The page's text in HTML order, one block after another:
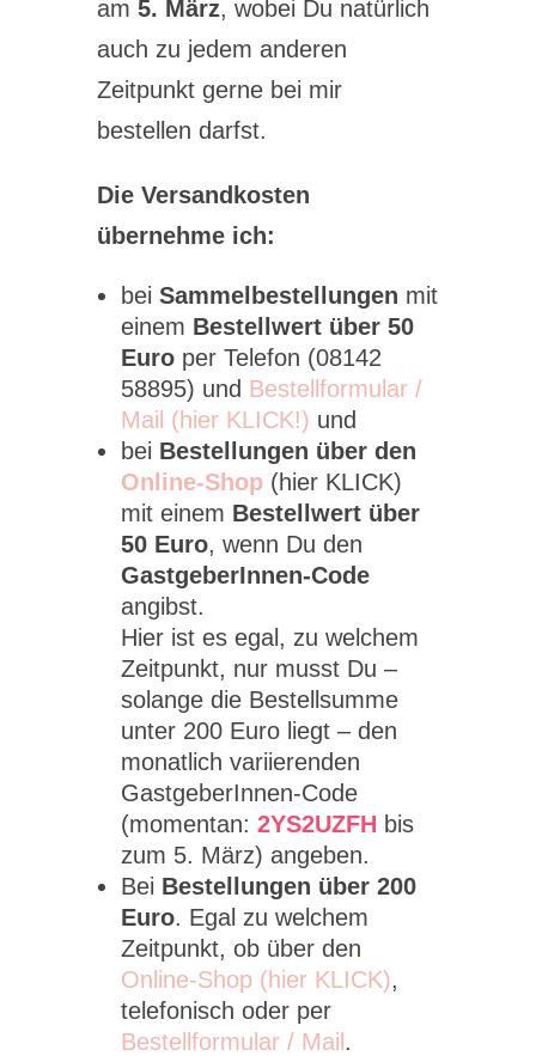
am 5. März, wobei Du natürlich
auch zu jedem anderen
Zeitpunkt gerne bei mir
bestellen darfst.
Die Versandkosten
übernehme ich:
bei Sammelbestellungen mit
einem Bestellwert über 50
Euro per Telefon (08142
58895) und Bestellformular /
Mail (hier KLICK!) und
bei Bestellungen über den
Online-Shop (hier KLICK)
mit einem Bestellwert über
50 Euro, wenn Du den
GastgeberInnen-Code
angibst.
Hier ist es egal, zu welchem
Zeitpunkt, nur musst Du –
solange die Bestellsumme
unter 200 Euro liegt – den
monatlich variierenden
GastgeberInnen-Code
(momentan: 2YS2UZFH bis
zum 5. März) angeben.
Bei Bestellungen über 200
Euro. Egal zu welchem
Zeitpunkt, ob über den
Online-Shop (hier KLICK),
telefonisch oder per
Bestellformular / Mail .